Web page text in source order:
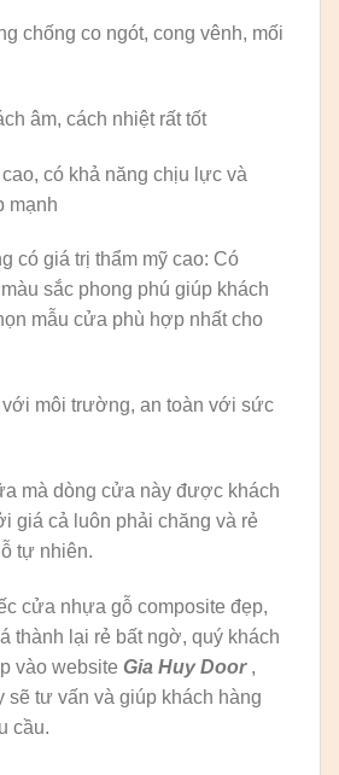
chống co ngót, cong vênh, mối
âm, cách nhiệt rất tốt
có khả năng chịu lực và
mạnh
có giá trị thẩm mỹ cao: Có
sắc phong phú giúp khách
mẫu cửa phù hợp nhất cho
môi trường, an toàn với sức
mà dòng cửa này được khách
giá cả luôn phải chăng và rẻ
tự nhiên.
cửa nhựa gỗ composite đẹp,
thành lại rẻ bất ngờ, quý khách
vào website Gia Huy Door,
sẽ tư vấn và giúp khách hàng
cầu.